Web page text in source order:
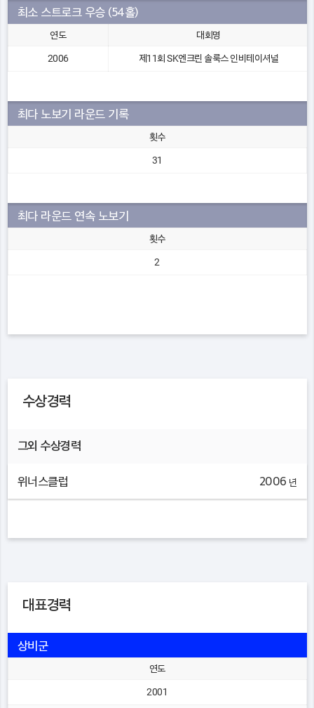
최소 스트로크 우승 (54홀)
연도 대회명
2006 제11회 SK엔크린 솔룩스 인비테이셔널
최다 노보기 라운드 기록
횟수
31
최다 라운드 연속 노보기
횟수
2
수상경력
그외 수상경력
위너스클럽 2006 년
대표경력
상비군
연도
2001